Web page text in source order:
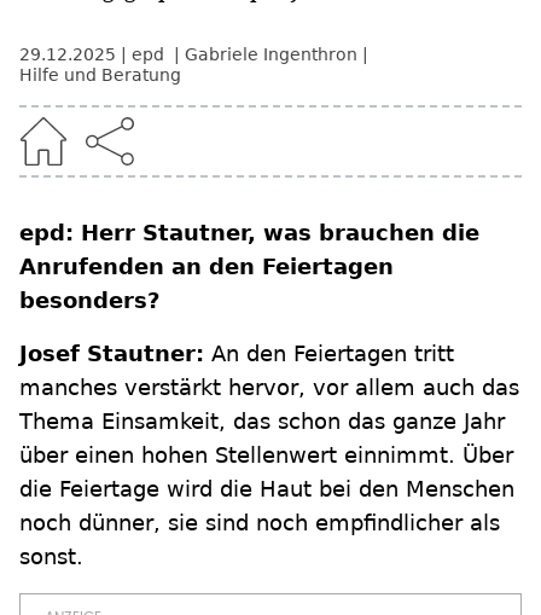
29.12.2025 epd
Gabriele Ingenthron
Hilfe und Beratung
epd: Herr Stautner, was brauchen die
Anrufenden an den Feiertagen
besonders?
Josef Stautner: An den Feiertagen tritt
manches verstärkt hervor, vor allem auch das
Thema Einsamkeit, das schon das ganze Jahr
über einen hohen Stellenwert einnimmt. Über
die Feiertage wird die Haut bei den Menschen
noch dünner, sie sind noch empfindlicher als
sonst.